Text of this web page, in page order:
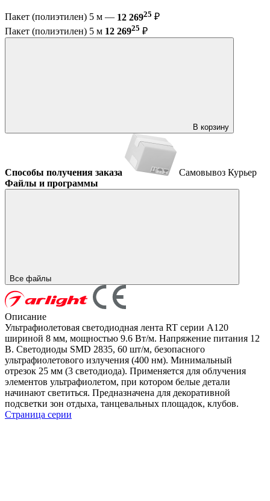
Пакет (полиэтилен) 5 м — 12 26925 ₽
Пакет (полиэтилен) 5 м 12 26925 ₽
В корзину
Способы получения заказа Самовывоз Курьер
Файлы и программы
Все файлы
Описание
Ультрафиолетовая светодиодная лента RT серии A120
шириной 8 мм, мощностью 9.6 Вт/м. Напряжение питания 12
В. Светодиоды SMD 2835, 60 шт/м, безопасного
ультрафиолетового излучения (400 нм). Минимальный
отрезок 25 мм (3 светодиода). Применяется для облучения
элементов ультрафиолетом, при котором белые детали
начинают светиться. Предназначена для декоративной
подсветки зон отдыха, танцевальных площадок, клубов.
Страница серии